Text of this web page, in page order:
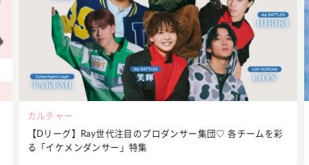
ビューティー
夏だからこそ“水分”が大切！くずれないメイクをつくる【保湿
ケア】アイテム3選